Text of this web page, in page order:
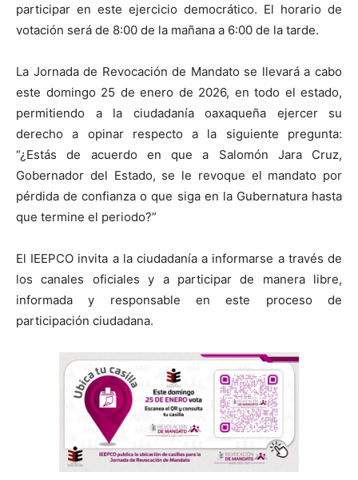
participar en este ejercicio democrático. El horario de
votación será de 8:00 de la mañana a 6:00 de la tarde.
La Jornada de Revocación de Mandato se llevará a cabo
este domingo 25 de enero de 2026, en todo el estado,
permitiendo a la ciudadanía oaxaqueña ejercer su
derecho a opinar respecto a la siguiente pregunta:
“¿Estás de acuerdo en que a Salomón Jara Cruz,
Gobernador del Estado, se le revoque el mandato por
pérdida de confianza o que siga en la Gubernatura hasta
que termine el periodo?”
El IEEPCO invita a la ciudadanía a informarse a través de
los canales oficiales y a participar de manera libre,
informada y responsable en este proceso de
participación ciudadana.